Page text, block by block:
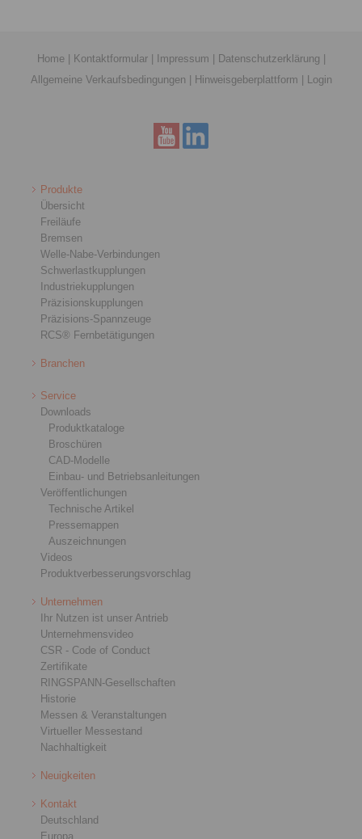
Home| Kontaktformular| Impressum Datenschutzerklärung
Allgemeine Verkaufsbedingungen
Hinweisgeberplattform Login
Produkte
Übersicht
Freiläufe
Bremsen
Welle-Nabe-Verbindungen
Schwerlastkupplungen
Industriekupplungen
Präzisionskupplungen
Präzisions-Spannzeuge
RCS® Fernbetätigungen
Branchen
Service
Downloads
Produktkataloge
Broschüren
CAD-Modelle
Einbau- und Betriebsanleitungen
Veröffentlichungen
Technische Artikel
Pressemappen
Auszeichnungen
Videos
Produktverbesserungsvorschlag
Unternehmen
Ihr Nutzen ist unser Antrieb
Unternehmensvideo
CSR - Code of Conduct
Zertifikate
RINGSPANN-Gesellschaften
Historie
Messen & Veranstaltungen
Virtueller Messestand
Nachhaltigkeit
Neuigkeiten
Kontakt
Deutschland
Europa